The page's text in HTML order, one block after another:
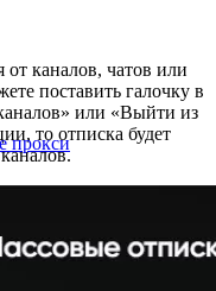
прокси
от каналов, чатов или
поставить галочку в
или «Выйти из
то отписка будет